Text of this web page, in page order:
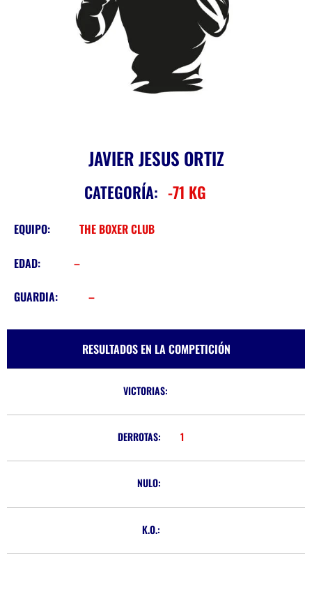
JAVIER JESUS ORTIZ
CATEGORÍA: -71 KG
EQUIPO: THE BOXER CLUB
EDAD: –
GUARDIA: –
RESULTADOS EN LA COMPETICIÓN
VICTORIAS:
DERROTAS: 1
NULO:
K.O.: